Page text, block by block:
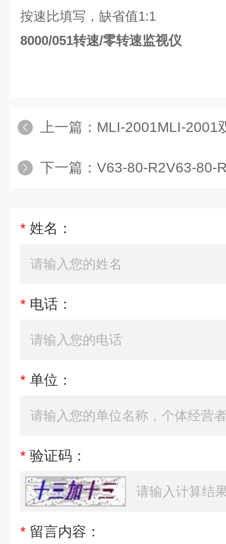
按速比填写，缺省值1:1
8000/051转速/零转速监视仪
上一篇： MLI-2001MLI-2001
下一篇： V63-80-R2V63-80-
* 姓名：
* 电话：
* 单位：
* 验证码：
* 留言内容：